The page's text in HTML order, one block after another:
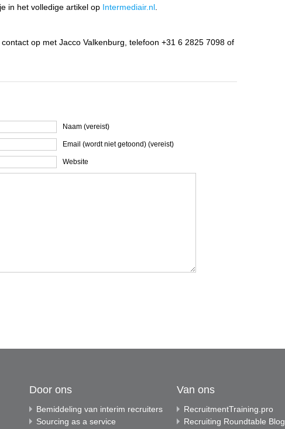
in het volledige artikel op Intermediair.nl
op met Jacco Valkenburg, telefoon +31 6 2825 7098 of
Naam (vereist)
Email (wordt niet getoond) (vereist)
Website
Door ons
Bemiddeling van interim recruiters
Sourcing as a service
Van ons
RecruitmentTraining.pro
Recruiting Roundtable Blog